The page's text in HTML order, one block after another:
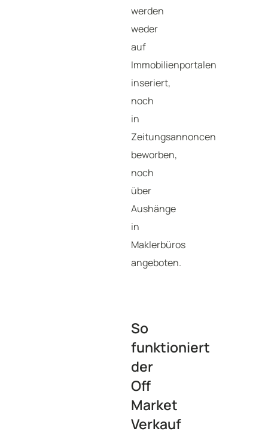
werden
weder
auf
Immobilienportalen
inseriert,
noch
in
Zeitungsannoncen
beworben,
noch
über
Aushänge
in
Maklerbüros
angeboten.
So
funktioniert
der
Off
Market
Verkauf